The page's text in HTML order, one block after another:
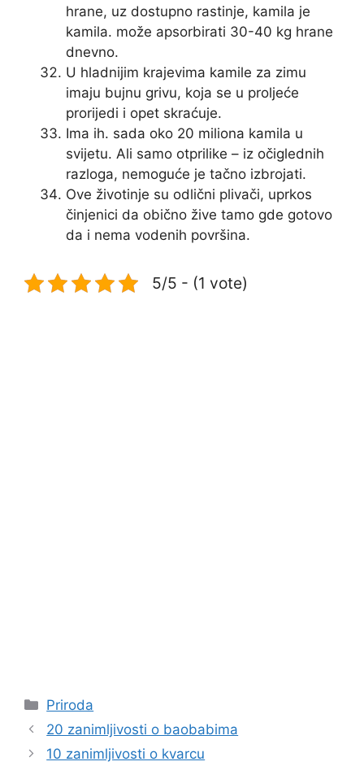
hrane, uz dostupno rastinje, kamila je
kamila. može apsorbirati 30-40 kg hrane
dnevno.
U hladnijim krajevima kamile za zimu
imaju bujnu grivu, koja se u proljeće
prorijedi i opet skraćuje.
Ima ih. sada oko 20 miliona kamila u
svijetu. Ali samo otprilike – iz očiglednih
razloga, nemoguće je tačno izbrojati.
Ove životinje su odlični plivači, uprkos
činjenici da obično žive tamo gde gotovo
da i nema vodenih površina.
5/5 - (1 vote)
Kategorije
Priroda
20 zanimljivosti o baobabima
10 zanimljivosti o kvarcu